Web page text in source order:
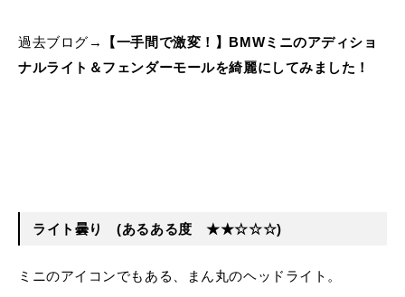
過去ブログ→
【一手間で激変！】BMWミニのアディショ
ナルライト＆フェンダーモールを綺麗にしてみました！
ライト曇り (あるある度 ★★☆☆☆)
ミニのアイコンでもある、まん丸のヘッドライト。